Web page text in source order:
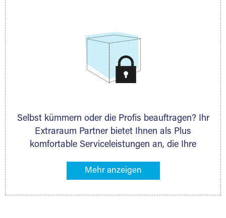
Selbst kümmern oder die Profis beauftragen? Ihr
Extraraum Partner bietet Ihnen als Plus
komfortable Serviceleistungen an, die Ihre
gehören z. B. Verpackungsservice, Lieferung von
Ihr Lagergut wird bei Ihrem Extraraum Partner